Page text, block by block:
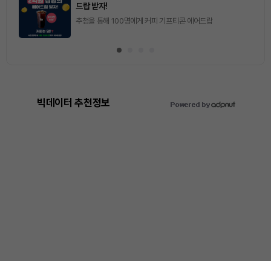
드랍 받자!
추첨을 통해 100명에게 커피 기프티콘 에어드랍
빅데이터 추천정보